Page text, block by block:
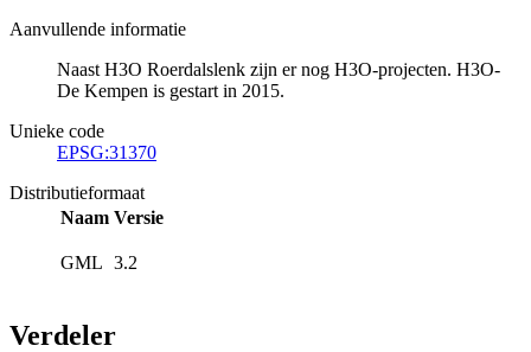
Aanvullende informatie
Naast H3O Roerdalslenk zijn er nog H3O-projecten. H3O-
De Kempen is gestart in 2015.
Unieke code
EPSG:31370
Distributieformaat
Naam Versie
GML 3.2
Verdeler